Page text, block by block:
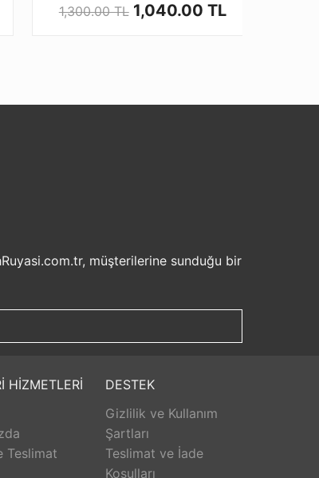
1,300.00 TL 1,040.00 TL
müşterilerine sunduğu bir
keyifli hale getirebilirsiniz.
ürünü beğenmez veya istediğiniz gibi
istediğiniz ürünü seçebilirsiniz.
Ürünlerle ilgili herhangi bir sorun
her aşamasında destek alabilirsiniz.
keyifli bir alışveriş yapabilirsiniz.
HİZMETLERİ
Teslimat
DESTEK
Gizlilik ve Kullanım
Şartları
Teslimat ve İade
Koşulları